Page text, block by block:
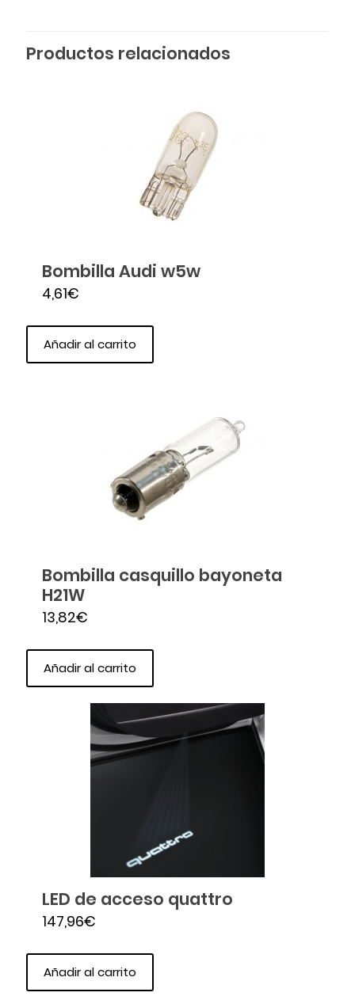
Productos relacionados
Bombilla Audi w5w
4,61€
Añadir al carrito
Bombilla casquillo bayoneta
H21W
13,82€
Añadir al carrito
LED de acceso quattro
147,96€
Añadir al carrito